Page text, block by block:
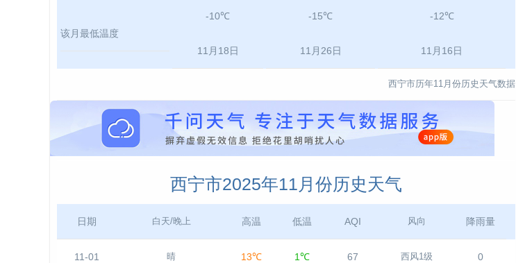
该月最低温度
-10℃
11月18日
-15℃
11月26日
-12℃
11月16日
西宁市历年11月份历史天气数据
西宁市2025年11月份历史天气
日期 白天/晚上 高温 低温 AQI 风向 降雨量
11-01 晴 13℃ 1℃ 67 西风1级 0